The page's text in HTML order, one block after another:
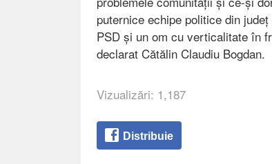
puternice echipe politice din
PSD și un om cu verticalitate în
declarat Cătălin Claudiu Bogdan.
Vizualizări: 1,187
Distribuie